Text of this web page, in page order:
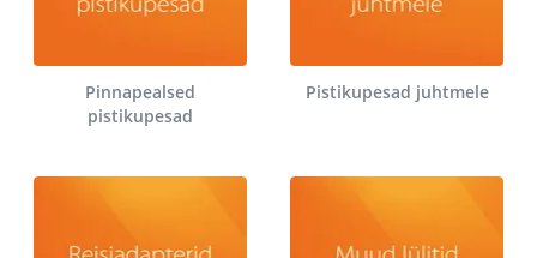
Pinnapealsed
pistikupesad
Pistikupesad juhtmele